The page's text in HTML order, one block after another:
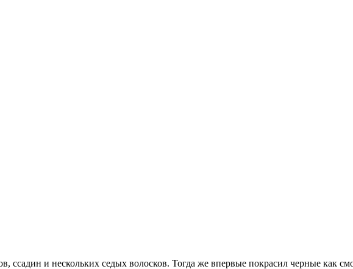
и нескольких седых волосков. Тогда же впервые покрасил черные как